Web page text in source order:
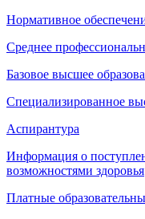
Нормативное
Среднее
Базовое высшее
Специализированное
Аспирантура
Информация о
возможностями здоровья
Платные